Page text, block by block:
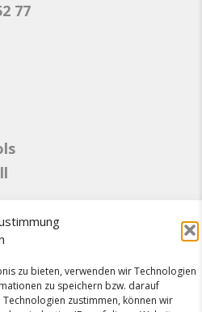
zu bieten, verwenden wir Technologien
zu speichern bzw. darauf
Technologien zustimmen, können wir
77